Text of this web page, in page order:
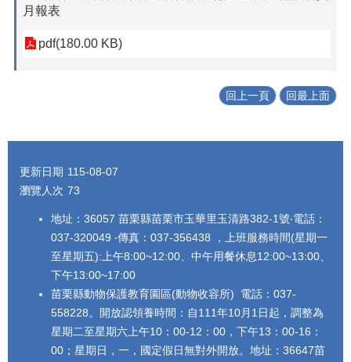
月報表
pdf(180.00 KB)
回上一頁 回最上面
:::
更新日期 115-08-07
瀏覽人次 73
地址：36057 苗栗縣苗栗市玉華里玉清路382-1號‧電話：
037-320049 ‧傳真：037-356438 ，上班服務時間(星期一
至星期五):上午8:00~12:00、中午用餐休息12:00~13:00、
下午13:00~17:00
苗栗縣動物保護教育園區(動物收容所) 電話：037-
558228。開放認領養時間：自111年10月1日起，調整為
星期二至星期六上午10：00-12：00，下午13：00-16：
00；星期日，一，國定假日無對外開放。地址：36647苗